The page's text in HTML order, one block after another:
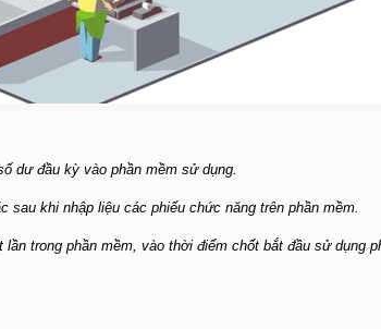
dư đầu kỳ vào phần mềm sử dụng.
khi nhập liệu các phiếu chức năng trên phần mềm.
trong phần mềm, vào thời điểm chốt bắt đầu sử dụng